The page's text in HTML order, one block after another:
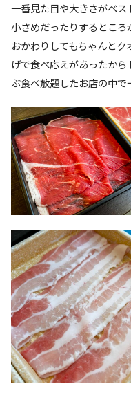
一番見た目や大きさがベ
小さめだったりするとこ
おかわりしてもちゃんと
げで食べ応えがあったか
ぶ食べ放題したお店の中で